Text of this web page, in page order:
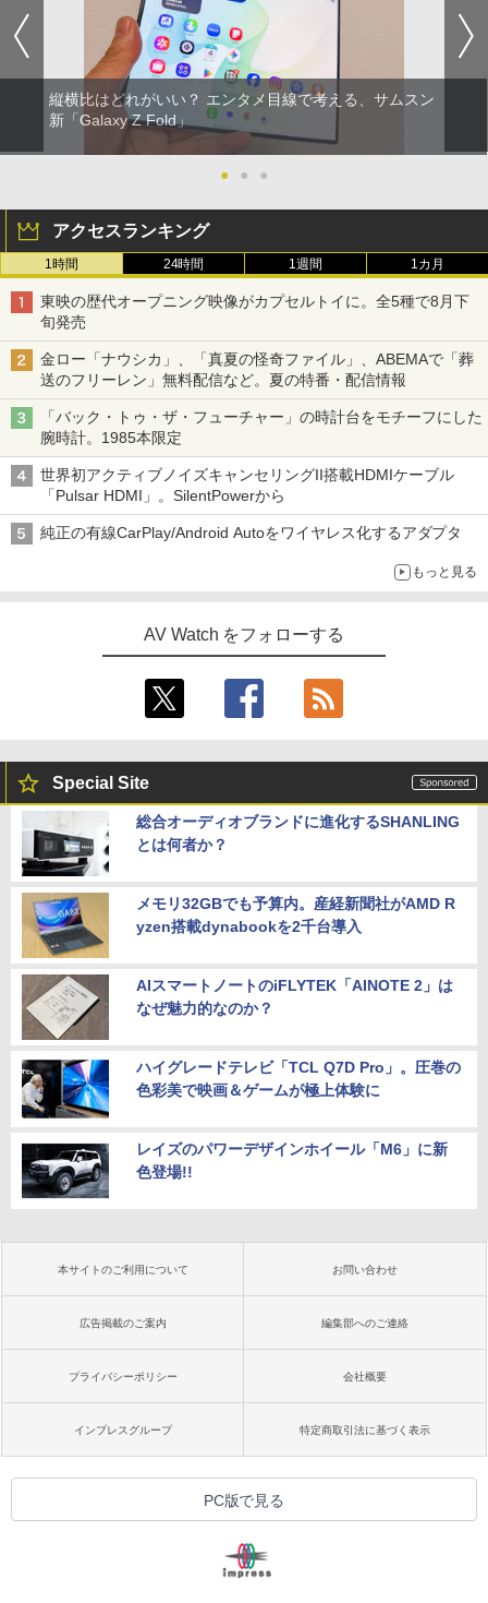
縦横比はどれがいい？ エンタメ目線で考える、サムスン
新「Galaxy Z Fold」
● ● ●
アクセスランキング
1時間 24時間 1週間 1カ月
東映の歴代オープニング映像がカプセルトイに。全5種で8月下
旬発売
金ロー「ナウシカ」、「真夏の怪奇ファイル」、ABEMAで「葬
送のフリーレン」無料配信など。夏の特番・配信情報
「バック・トゥ・ザ・フューチャー」の時計台をモチーフにした
腕時計。1985本限定
世界初アクティブノイズキャンセリングII搭載HDMIケーブル
「Pulsar HDMI」。SilentPowerから
純正の有線CarPlay/Android Autoをワイヤレス化するアダプタ
もっと見る
AV Watch をフォローする
Special Site
総合オーディオブランドに進化するSHANLING
とは何者か？
メモリ32GBでも予算内。産経新聞社がAMD R
yzen搭載dynabookを2千台導入
AIスマートノートのiFLYTEK「AINOTE 2」は
なぜ魅力的なのか？
ハイグレードテレビ「TCL Q7D Pro」。圧巻の
色彩美で映画＆ゲームが極上体験に
レイズのパワーデザインホイール「M6」に新
色登場!!
本サイトのご利用について お問い合わせ
広告掲載のご案内 編集部へのご連絡
プライバシーポリシー 会社概要
インプレスグループ 特定商取引法に基づく表示
PC版で見る